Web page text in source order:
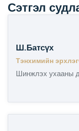
Сэтгэл
Ш.Батсүх
Тэнхимийн
Шинжлэх ухааны